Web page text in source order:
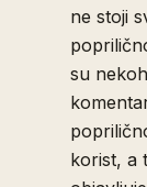
ne stoji
su
korist, a